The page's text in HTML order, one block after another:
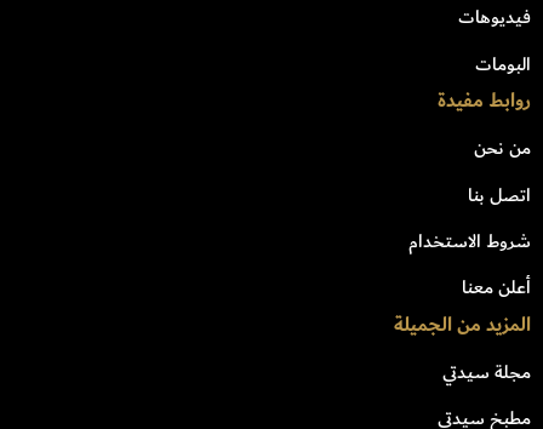
فيديوهات
البومات
روابط مفيدة
من نحن
اتصل بنا
شروط الاستخدام
أعلن معنا
المزيد من الجميلة
مجلة سيدتي
مطبخ سيدتي